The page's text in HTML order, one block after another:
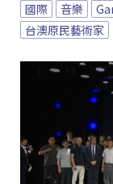
國際 音樂
台澳原民藝術家